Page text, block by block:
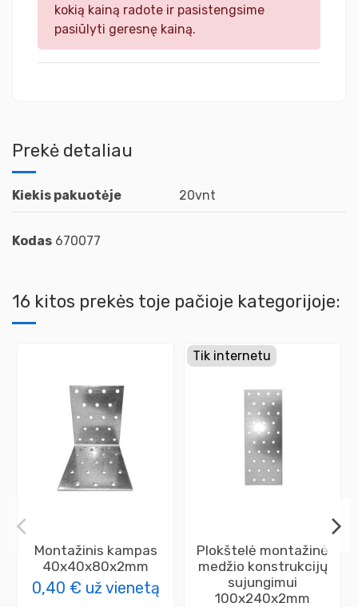
kokią kainą radote ir pasistengsime
pasiūlyti geresnę kainą.
Prekė detaliau
Kiekis pakuotėje 20vnt
Kodas 670077
16 kitos prekės toje pačioje kategorijoje:
Montažinis kampas
40x40x80x2mm
0,40 € už vienetą
Tik internetu
Plokštelė montažinė
medžio konstrukcijų
sujungimui
100x240x2mm